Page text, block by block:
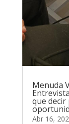
Menuda
que decir
Abr 16,